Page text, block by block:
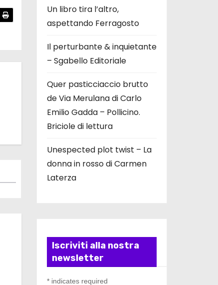
Un libro tira l’altro,
aspettando Ferragosto
Il perturbante & inquietante
– Sgabello Editoriale
Quer pasticciaccio brutto
de Via Merulana di Carlo
Emilio Gadda – Pollicino.
Briciole di lettura
Unespected plot twist – La
donna in rosso di Carmen
Laterza
Iscriviti alla nostra
newsletter
*indicates required